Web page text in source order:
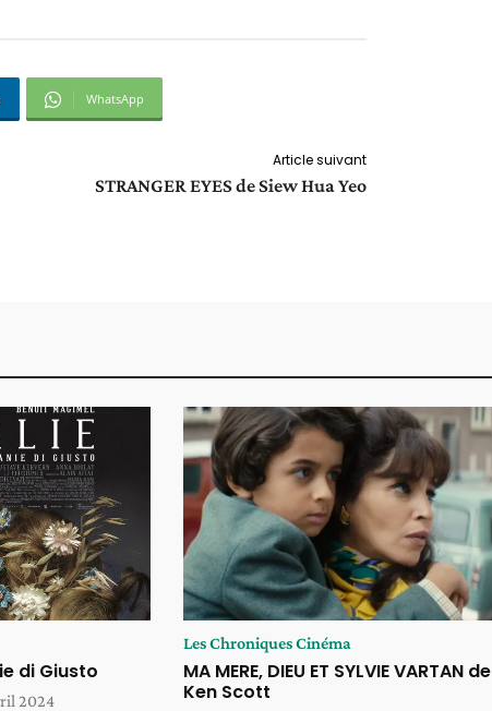
WhatsApp
Article suivant
STRANGER EYES de Siew Hua Yeo
di Giusto
2024
Les Chroniques Cinéma
MA MERE, DIEU ET SYLVIE VARTAN de
Ken Scott